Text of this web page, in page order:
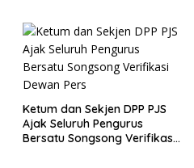
Ketum dan Sekjen DPP PJS
Ajak Seluruh Pengurus
Bersatu Songsong Verifikasi